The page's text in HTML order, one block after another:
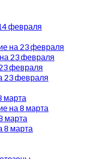
февраля
на 23 февраля
23 февраля
февраля
23 февраля
марта
на 8 марта
марта
8 марта